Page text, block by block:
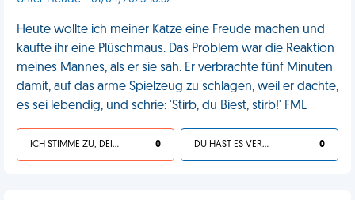
Heute wollte ich meiner Katze eine Freude machen und
kaufte ihr eine Plüschmaus. Das Problem war die Reaktion
meines Mannes, als er sie sah. Er verbrachte fünf Minuten
damit, auf das arme Spielzeug zu schlagen, weil er dachte,
es sei lebendig, und schrie: 'Stirb, du Biest, stirb!' FML
ICH STIMME ZU, DEIN LEBEN IST SCHEISSE 0 DU HAST ES VERDIENT 0